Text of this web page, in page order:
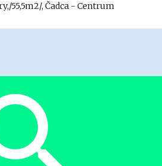
55,5m2/, Čadca - Centrum